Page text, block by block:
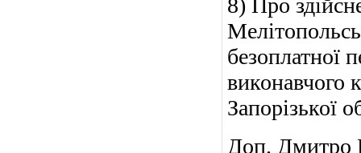
8) Про
безоплатної
виконавчого
Запорізької
Доп. Дмитро